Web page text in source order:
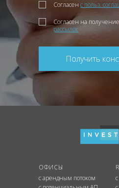
Согласен с польз.
Согласен на получение
рассылок
Получить
ОФИСЫ
с арендным потоком